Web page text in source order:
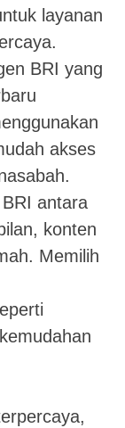
layanan
BRI yang
akses
antara
konten
Memilih